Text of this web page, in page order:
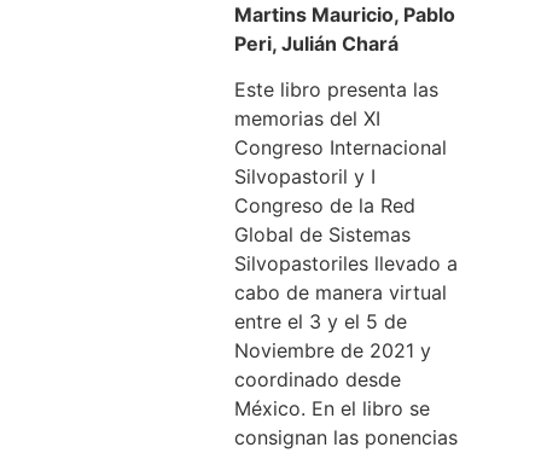
Martins Mauricio, Pablo
Peri, Julián Chará
Este libro presenta las
memorias del XI
Congreso Internacional
Silvopastoril y I
Congreso de la Red
Global de Sistemas
Silvopastoriles llevado a
cabo de manera virtual
entre el 3 y el 5 de
Noviembre de 2021 y
coordinado desde
México. En el libro se
consignan las ponencias